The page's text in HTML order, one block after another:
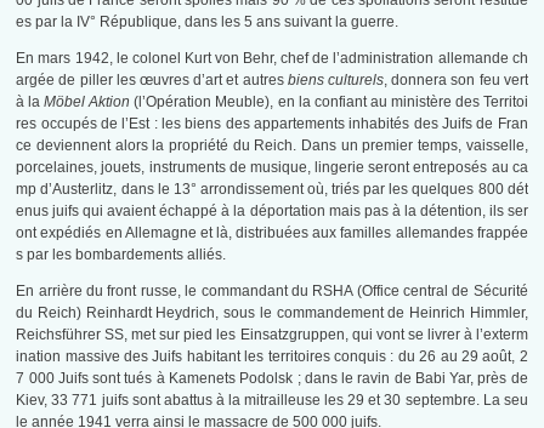
es par la IV° République, dans les 5 ans suivant la guerre.
En mars 1942, le colonel Kurt von Behr, chef de l’administration allemande ch
argée de piller les œuvres d’art et autres biens culturels, donnera son feu vert
à laMöbel Aktion (l’Opération Meuble), en la confiant au ministère des Territoi
res occupés de l’Est : les biens des appartements inhabités des Juifs de Fran
ce deviennent alors la propriété du Reich. Dans un premier temps, vaisselle,
porcelaines, jouets, instruments de musique, lingerie seront entreposés au ca
mp d’Austerlitz, dans le 13° arrondissement où, triés par les quelques 800 dét
enus juifs qui avaient échappé à la déportation mais pas à la détention, ils ser
ont expédiés en Allemagne et là, distribuées aux familles allemandes frappée
s par les bombardements alliés.
En arrière du front russe, le commandant du RSHA (Office central de Sécurité
du Reich) Reinhardt Heydrich, sous le commandement de Heinrich Himmler,
Reichsführer SS, met sur pied les Einsatzgruppen, qui vont se livrer à l’exterm
ination massive des Juifs habitant les territoires conquis : du 26 au 29 août, 2
7 000 Juifs sont tués à Kamenets Podolsk ; dans le ravin de Babi Yar, près de
Kiev, 33 771 juifs sont abattus à la mitrailleuse les 29 et 30 septembre. La seu
le année 1941 verra ainsi le massacre de 500 000 juifs.